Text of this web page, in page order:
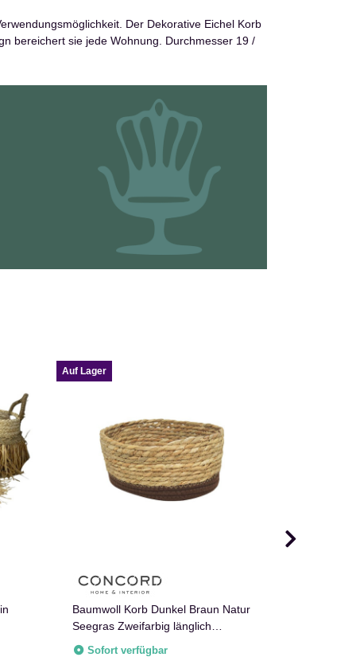
Der Dekorative Eichel Korb
bereichert sie jede Wohnung. Durchmesser 19 /
Auf Lager
Baumwoll Korb Dunkel Braun Natur
Seegras Zweifarbig länglich
rechteckig abgerundet
Sofort verfügbar